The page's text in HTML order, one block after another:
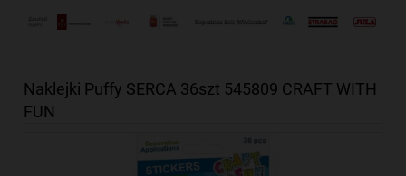
Naklejki Puffy SERCA 36szt 545809 CRAFT WITH
FUN